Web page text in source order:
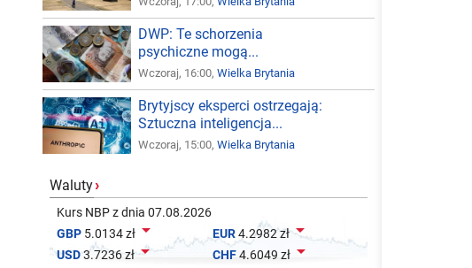
DWP: Te schorzenia
psychiczne mogą...
Wczoraj, 16:00,Wielka Brytania
Brytyjscy eksperci ostrzegają:
Sztuczna inteligencja...
Wczoraj, 15:00,Wielka Brytania
Waluty›
Kurs NBP z dnia 07.08.2026
GBP 5.0134 zł  EUR4.2982 zł
USD3.7236 zł CHF4.6049 zł